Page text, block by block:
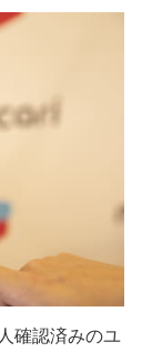
確認済みのユ